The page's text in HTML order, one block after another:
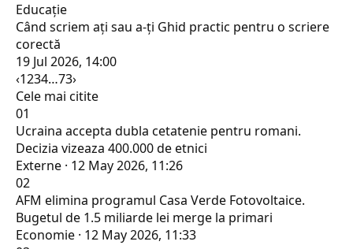
Educaţie
Când scriem ați sau a-ți Ghid practic pentru o scriere
corectă
19 Jul 2026, 14:00
‹1234…73›
Cele mai citite
01
Ucraina accepta dubla cetatenie pentru romani.
Decizia vizeaza 400.000 de etnici
Externe · 12 May 2026, 11:26
02
AFM elimina programul Casa Verde Fotovoltaice.
Bugetul de 1.5 miliarde lei merge la primari
Economie · 12 May 2026, 11:33